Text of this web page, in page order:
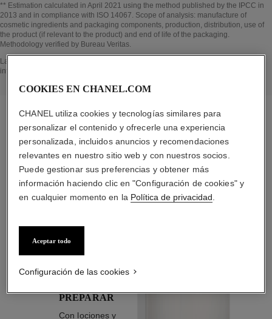
Volver al título↩
** Estimation calculated in April 2021 using the method published by the IPCC in
2013 and in compliance with ISO 14067. Scope of analysis: manufacture of
cosmetic ingredients and packaging components, production, distribution, use of
the product (if relevant to the product) and end of life of the packaging.
Methodology verified by Bureau Veritas.
Volver al título↩
La sección EN EL CORAZÓN DEL PRODUCTO se ha elaborado a partir de
información recopilada y validada en abril 2021.
la rutina específica
02
PREPARAR
Con lociones y
COOKIES EN CHANEL.COM
CHANEL utiliza cookies y tecnologías similares para
personalizar el contenido y ofrecerle una experiencia
personalizada, incluidos anuncios y recomendaciones
relevantes en nuestro sitio web y con nuestros socios.
Puede gestionar sus preferencias y obtener más
información haciendo clic en "Configuración de cookies" y
en cualquier momento en la Política de privacidad
Aceptar todo
Configuración de las cookies